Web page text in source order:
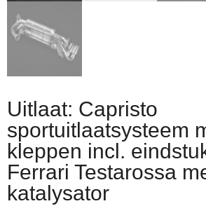
Uitlaat: Capristo
sportuitlaatsysteem
kleppen incl.
Ferrari Testarossa
katalysator